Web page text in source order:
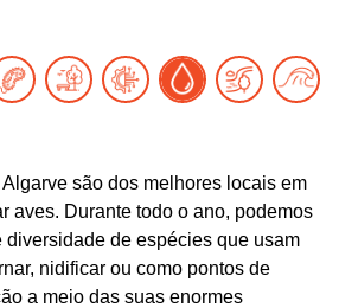
são dos melhores locais em
aves. Durante todo o ano, podemos
diversidade de espécies que usam
nidificar ou como pontos de
a meio das suas enormes